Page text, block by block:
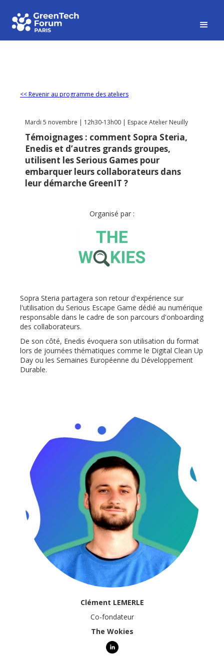
<< Revenir au programme des ateliers
Mardi 5 novembre | 12h30-13h00 | Espace Atelier Neuilly
Témoignages : comment Sopra Steria,
Enedis et d’autres grands groupes,
utilisent les Serious Games pour
embarquer leurs collaborateurs dans
leur démarche GreenIT ?
Organisé par :
Sopra Steria partagera son retour d'expérience sur
l'utilisation du Serious Escape Game dédié au numérique
responsable dans le cadre de son parcours d'onboarding
des collaborateurs.
De son côté, Enedis évoquera son utilisation du format
lors de journées thématiques comme le Digital Clean Up
Day ou les Semaines Européenne du Développement
Durable.
Clément LEMERLE
Co-fondateur
The Wokies